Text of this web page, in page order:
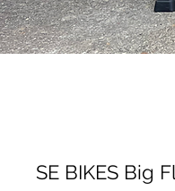
SE BIKES Big